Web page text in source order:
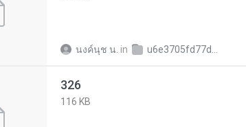
นงค์นุช น. in u6e3705fd77d108dec97cd4c8e20a923a
326
116 KB